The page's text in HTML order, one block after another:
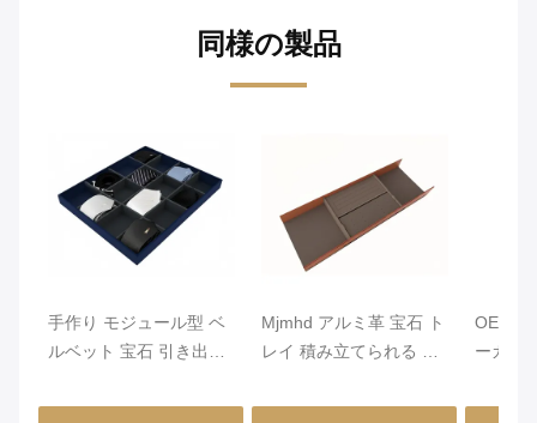
同様の製品
手作り モジュール型 ベ
ルベット 宝石 引き出し
ゼット 引き出し 挿入
Mjmhd アルミ革 宝石 ト
レイ 積み立てられる 宝
作り
OEM
ーガナ
ー